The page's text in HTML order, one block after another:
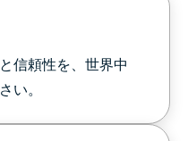
信頼性を、世界中
い。